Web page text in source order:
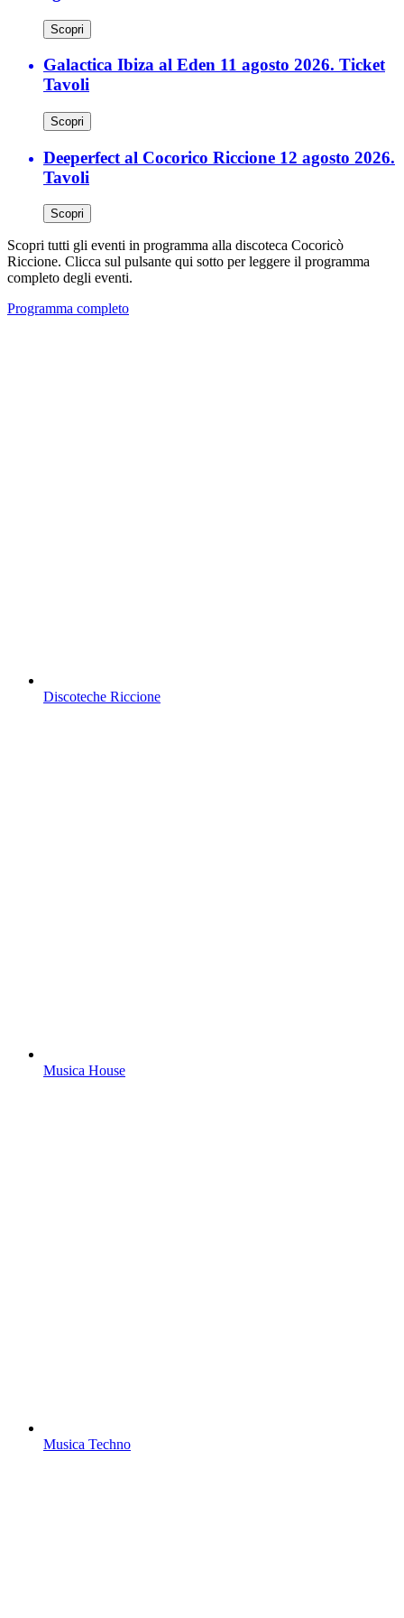
Scopri
Galactica Ibiza al Eden 11 agosto 2026. Ticket
Tavoli
Scopri
Deeperfect al Cocorico Riccione 12 agosto 2026.
Tavoli
Scopri
Scopri tutti gli eventi in programma alla discoteca Cocoricò
Riccione. Clicca sul pulsante qui sotto per leggere il programma
completo degli eventi.
Programma completo
Discoteche Riccione
Musica House
Musica Techno